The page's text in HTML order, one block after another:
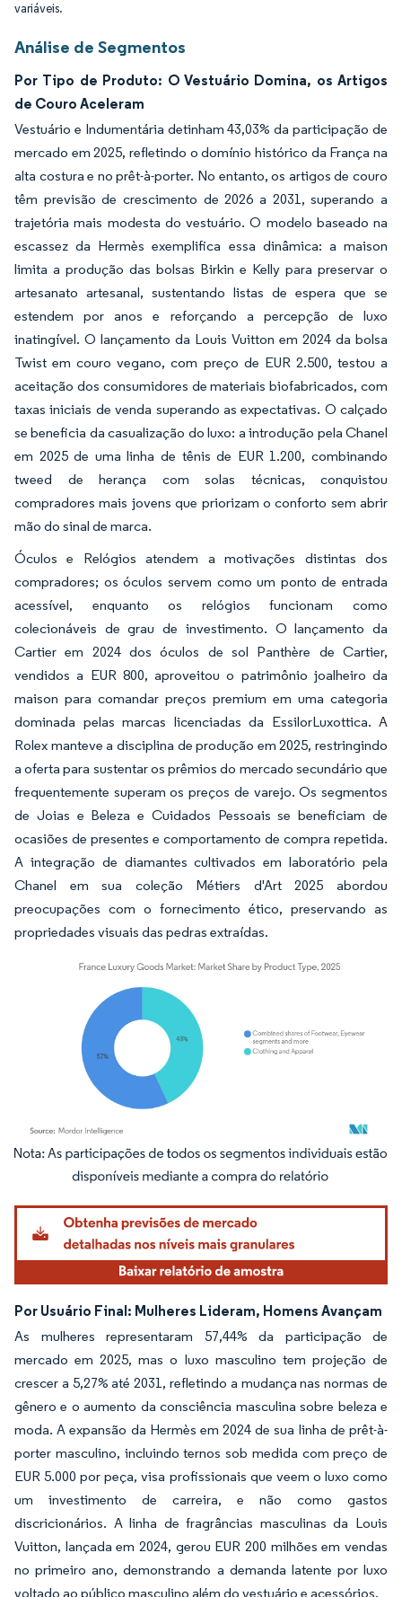
variáveis.
Análise de Segmentos
Por Tipo de Produto: O Vestuário Domina, os Artigos
de Couro Aceleram
Vestuário e Indumentária detinham 43,03% da participação de
mercado em 2025, refletindo o domínio histórico da França na
alta costura e no prêt-à-porter. No entanto, os artigos de couro
têm previsão de crescimento de 2026 a 2031, superando a
trajetória mais modesta do vestuário. O modelo baseado na
escassez da Hermès exemplifica essa dinâmica: a maison
limita a produção das bolsas Birkin e Kelly para preservar o
artesanato artesanal, sustentando listas de espera que se
estendem por anos e reforçando a percepção de luxo
inatingível. O lançamento da Louis Vuitton em 2024 da bolsa
Twist em couro vegano, com preço de EUR 2.500, testou a
aceitação dos consumidores de materiais biofabricados, com
taxas iniciais de venda superando as expectativas. O calçado
se beneficia da casualização do luxo: a introdução pela Chanel
em 2025 de uma linha de tênis de EUR 1.200, combinando
tweed de herança com solas técnicas, conquistou
compradores mais jovens que priorizam o conforto sem abrir
mão do sinal de marca.
Óculos e Relógios atendem a motivações distintas dos
compradores; os óculos servem como um ponto de entrada
acessível, enquanto os relógios funcionam como
colecionáveis de grau de investimento. O lançamento da
Cartier em 2024 dos óculos de sol Panthère de Cartier,
vendidos a EUR 800, aproveitou o patrimônio joalheiro da
maison para comandar preços premium em uma categoria
dominada pelas marcas licenciadas da EssilorLuxottica. A
Rolex manteve a disciplina de produção em 2025, restringindo
a oferta para sustentar os prêmios do mercado secundário que
frequentemente superam os preços de varejo. Os segmentos
de Joias e Beleza e Cuidados Pessoais se beneficiam de
ocasiões de presentes e comportamento de compra repetida.
A integração de diamantes cultivados em laboratório pela
Chanel em sua coleção Métiers d'Art 2025 abordou
preocupações com o fornecimento ético, preservando as
propriedades visuais das pedras extraídas.
Imagem © Mordor Intelligence. O reuso requer atribuição conforme CC BY 4.0.
Por Usuário Final: Mulheres Lideram, Homens Avançam
As mulheres representaram 57,44% da participação de
mercado em 2025, mas o luxo masculino tem projeção de
crescer a 5,27% até 2031, refletindo a mudança nas normas de
gênero e o aumento da consciência masculina sobre beleza e
moda. A expansão da Hermès em 2024 de sua linha de prêt-à-
porter masculino, incluindo ternos sob medida com preço de
EUR 5.000 por peça, visa profissionais que veem o luxo como
um investimento de carreira, e não como gastos
discricionários. A linha de fragrâncias masculinas da Louis
Vuitton, lançada em 2024, gerou EUR 200 milhões em vendas
no primeiro ano, demonstrando a demanda latente por luxo
voltado ao público masculino além do vestuário e acessórios.